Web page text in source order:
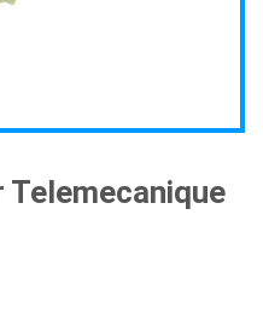
Telemecanique